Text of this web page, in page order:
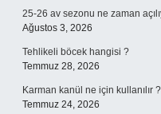
25-26 av sezonu ne zaman
Ağustos 3, 2026
Tehlikeli böcek hangisi ?
Temmuz 28, 2026
Karman kanül ne için kullanılır ?
Temmuz 24, 2026